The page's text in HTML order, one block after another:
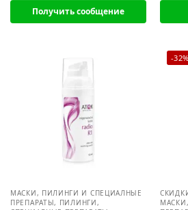
Получить сообщение
МАСКИ, ПИЛИНГИ И СПЕЦИАЛНЫЕ
ПРЕПАРАТЫ, ПИЛИНГИ,
-32%